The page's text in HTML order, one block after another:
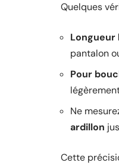
Quelques
pantalon
Pour
Ne
ardillon
Cette